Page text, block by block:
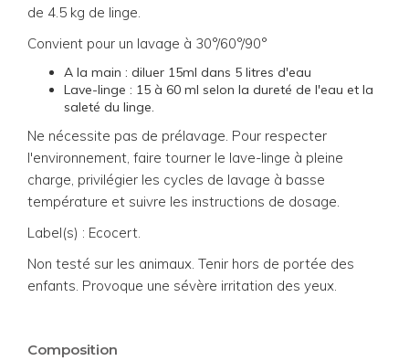
de 4.5 kg de linge.
Convient pour un lavage à 30°/60°/90°
A la main : diluer 15ml dans 5 litres d'eau
Lave-linge : 15 à 60 ml selon la dureté de l'eau et la
saleté du linge.
Ne nécessite pas de prélavage. Pour respecter
l'environnement, faire tourner le lave-linge à pleine
charge, privilégier les cycles de lavage à basse
température et suivre les instructions de dosage.
Label(s) : Ecocert.
Non testé sur les animaux. Tenir hors de portée des
enfants. Provoque une sévère irritation des yeux.
Composition